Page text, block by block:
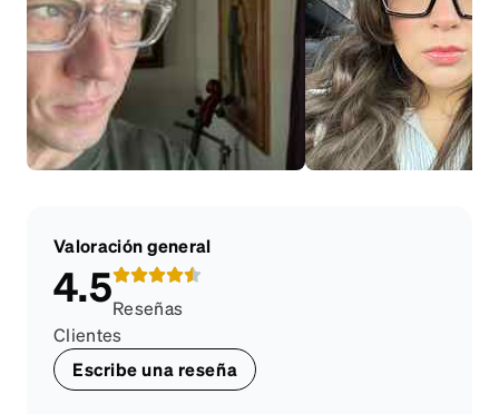
Valoración general
4.5Reseñas
Clientes
Escribe una reseña